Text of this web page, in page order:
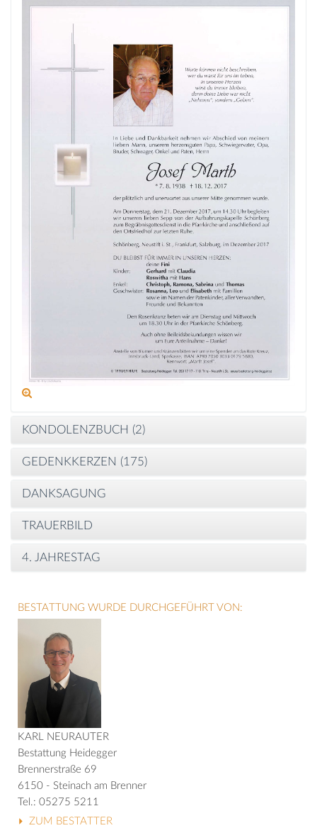
KONDOLENZBUCH (2)
GEDENKKERZEN (175)
DANKSAGUNG
TRAUERBILD
4. JAHRESTAG
BESTATTUNG WURDE DURCHGEFÜHRT VON:
KARL NEURAUTER
Bestattung Heidegger
Brennerstraße 69
6150 - Steinach am Brenner
Tel.: 05275 5211
ZUM BESTATTER